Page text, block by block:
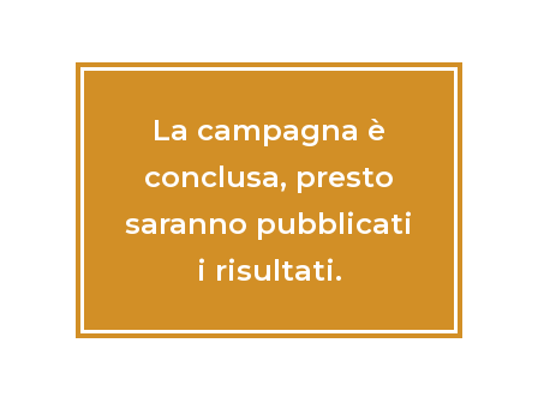
La campagna è
conclusa, presto
saranno pubblicati
i risultati.